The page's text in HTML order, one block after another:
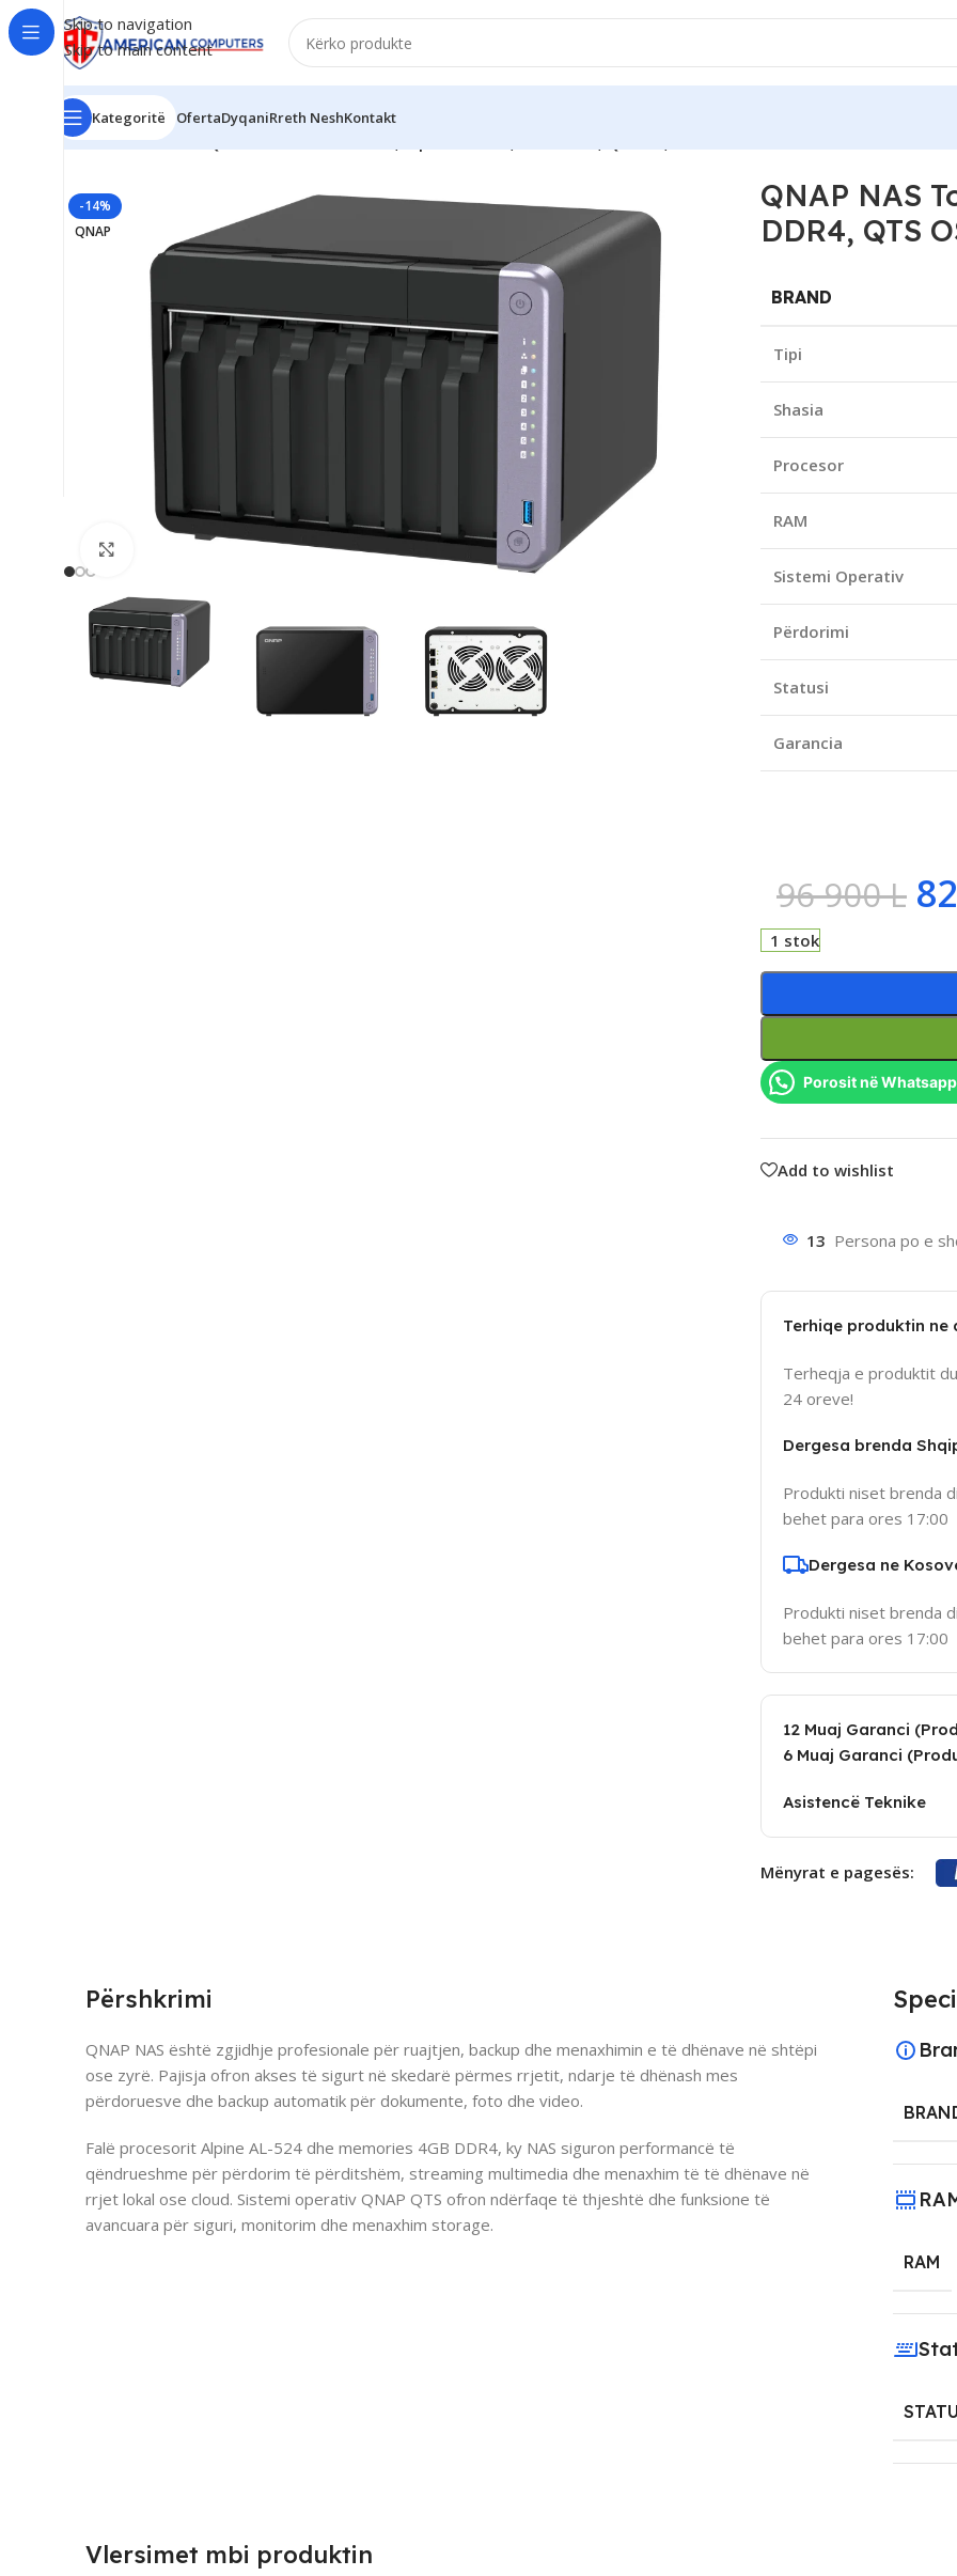
Skip to navigation
Skip to main content
Kategoritë OfertaDyqaniRreth NeshKontakt
Kreu/PCs/Server
-14%
QNAP
QNAP NAS
DDR4, QTS
BRAND
Tipi
Shasia
Procesor
RAM
Sistemi Operativ
Përdorimi
Statusi
Garancia
96 900L
1 stok
Porosit në
Add to wishlist
13 Persona po e
Terhiqe produktin ne
Terheqja e produktit
24 oreve!
Dergesa brenda
Produkti niset brenda
behet para ores 17:00
Dergesa ne
Produkti niset brenda
behet para ores 17:00
12 Muaj Garanci
6 Muaj Garanci
Asistencë Teknike
Mënyrat e pagesës:
Përshkrimi
QNAP NAS është zgjidhje profesionale për ruajtjen, backup dhe menaxhimin e të dhënave në shtëpi
ose zyrë. Pajisja ofron akses të sigurt në skedarë përmes rrjetit, ndarje të dhënash mes
përdoruesve dhe backup automatik për dokumente, foto dhe video.
Falë procesorit Alpine AL-524 dhe memories 4GB DDR4, ky NAS siguron performancë të
qëndrueshme për përdorim të përditshëm, streaming multimedia dhe menaxhim të të dhënave në
rrjet lokal ose cloud. Sistemi operativ QNAP QTS ofron ndërfaqe të thjeshtë dhe funksione të
avancuara për siguri, monitorim dhe menaxhim storage.
RAM
Vlersimet mbi produktin